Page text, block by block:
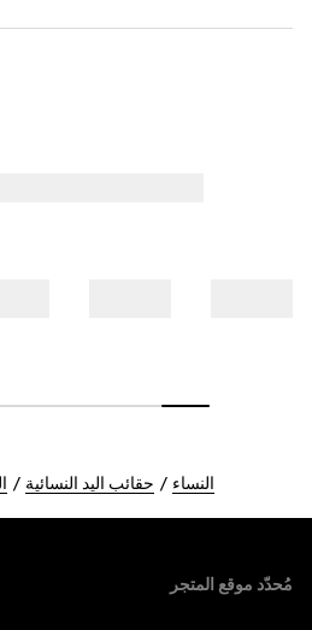
النساء حقائب اليد النسائية
مُحدّد موقع المتجر